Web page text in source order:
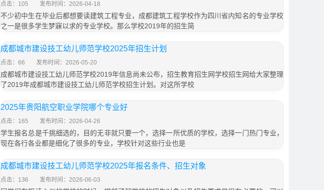
点击：105 发布时间：2026-04-18
不少初中生在毕业后都想要读建筑工程专业，成都建筑工程学校作为四川省内知名的专业学校
之一是很多学生梦寐以求的专业学校。那么学校2019年的招生简
成都城市建设技工幼儿师范学校2025年招生计划
点击：66 发布时间：2026-05-20
成都城市建设技工幼儿师范学校2019年信息尚未公布，招生教育招生网学校招生网给大家整理
了2019年成都城市建设技工幼儿师范学校招生计划。对这所学校
2025年贵阳航空职业学院哪个专业好
点击：165 发布时间：2026-04-26
学生报名总是千挑细选的，目的无非就只要一个，选择一所优质的学校，选择一门热门专业，
现在各行各业都是细化了很多的专业，学校针对这些行业也是
成都城市建设技工幼儿师范学校2025年报名条件、招生对象
点击：136 发布时间：2026-06-03